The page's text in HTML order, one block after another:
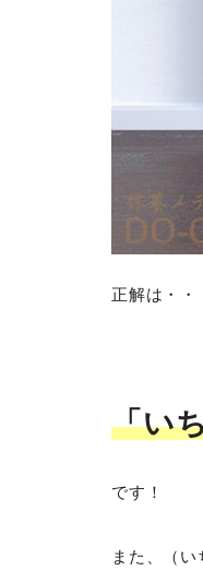
正解は・・
「い
です！
また、（い